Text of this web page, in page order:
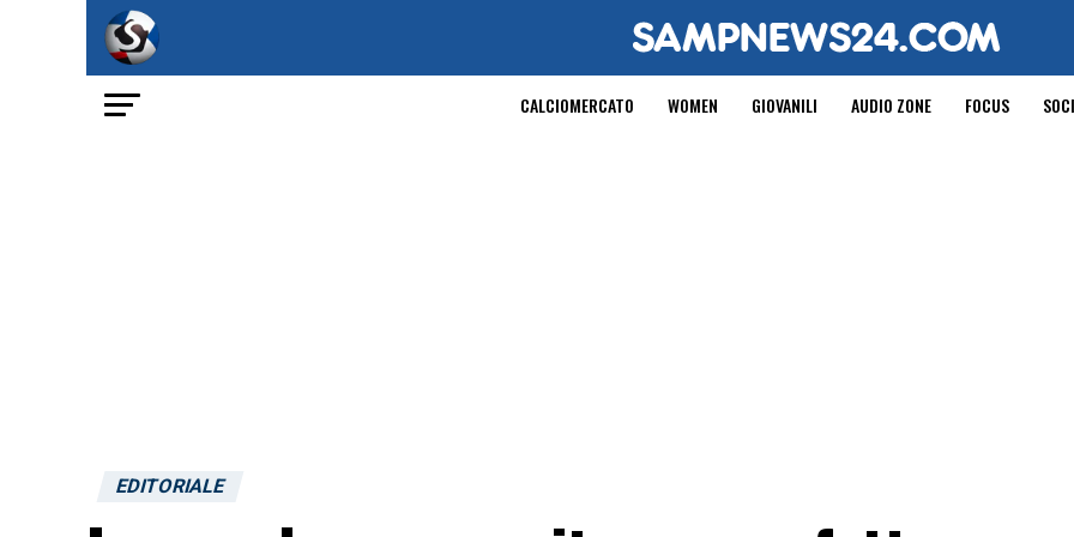
CALCIOMERCATO WOMEN GIOVANILI AUDIO ZONE FOCUS
EDITORIALE